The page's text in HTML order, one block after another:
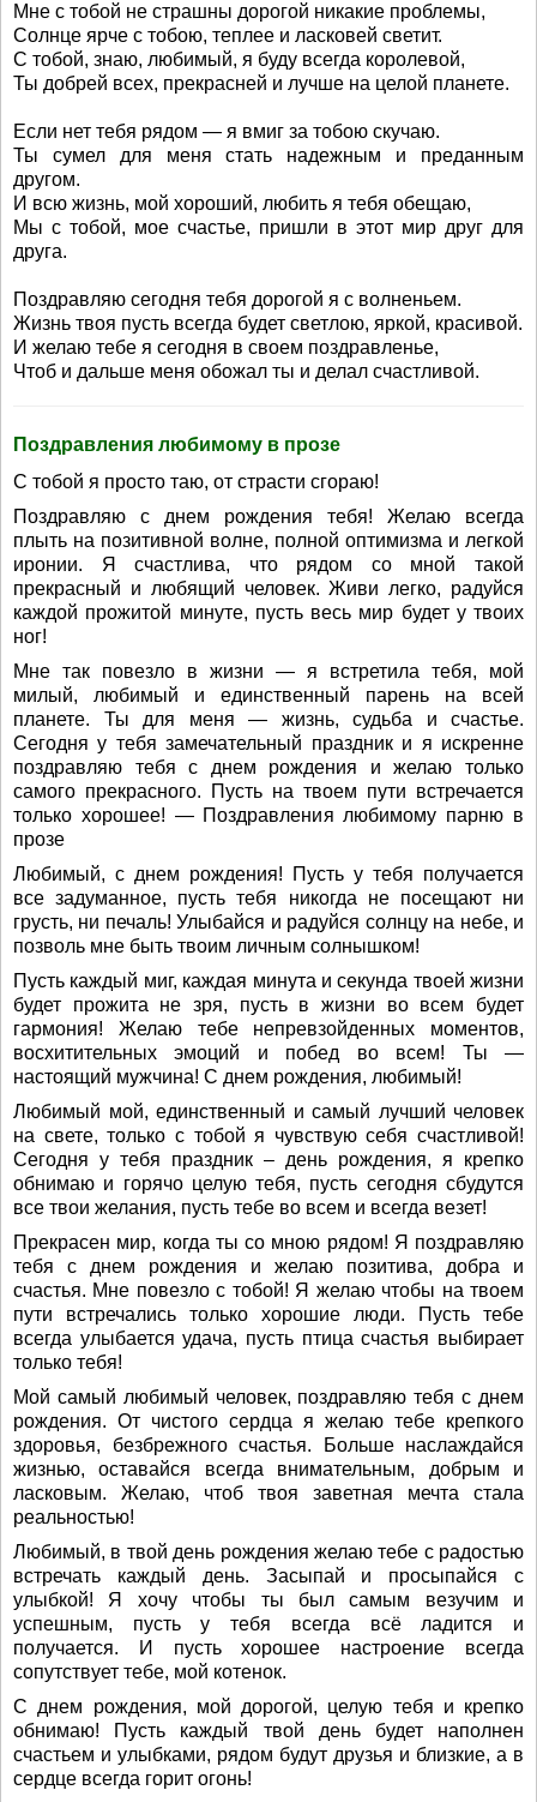
Мне с тобой не страшны дорогой никакие проблемы,
Солнце ярче с тобою, теплее и ласковей светит.
С тобой, знаю, любимый, я буду всегда королевой,
Ты добрей всех, прекрасней и лучше на целой планете.
Если нет тебя рядом — я вмиг за тобою скучаю.
Ты сумел для меня стать надежным и преданным
другом.
И всю жизнь, мой хороший, любить я тебя обещаю,
Мы с тобой, мое счастье, пришли в этот мир друг для
друга.
Поздравляю сегодня тебя дорогой я с волненьем.
Жизнь твоя пусть всегда будет светлою, яркой, красивой.
И желаю тебе я сегодня в своем поздравленье,
Чтоб и дальше меня обожал ты и делал счастливой.
Поздравления любимому в прозе
С тобой я просто таю, от страсти сгораю!
Поздравляю с днем рождения тебя! Желаю всегда
плыть на позитивной волне, полной оптимизма и легкой
иронии. Я счастлива, что рядом со мной такой
прекрасный и любящий человек. Живи легко, радуйся
каждой прожитой минуте, пусть весь мир будет у твоих
ног!
Мне так повезло в жизни — я встретила тебя, мой
милый, любимый и единственный парень на всей
планете. Ты для меня — жизнь, судьба и счастье.
Сегодня у тебя замечательный праздник и я искренне
поздравляю тебя с днем рождения и желаю только
самого прекрасного. Пусть на твоем пути встречается
только хорошее! — Поздравления любимому парню в
прозе
Любимый, с днем рождения! Пусть у тебя получается
все задуманное, пусть тебя никогда не посещают ни
грусть, ни печаль! Улыбайся и радуйся солнцу на небе, и
позволь мне быть твоим личным солнышком!
Пусть каждый миг, каждая минута и секунда твоей жизни
будет прожита не зря, пусть в жизни во всем будет
гармония! Желаю тебе непревзойденных моментов,
восхитительных эмоций и побед во всем! Ты —
настоящий мужчина! С днем рождения, любимый!
Любимый мой, единственный и самый лучший человек
на свете, только с тобой я чувствую себя счастливой!
Сегодня у тебя праздник – день рождения, я крепко
обнимаю и горячо целую тебя, пусть сегодня сбудутся
все твои желания, пусть тебе во всем и всегда везет!
Прекрасен мир, когда ты со мною рядом! Я поздравляю
тебя с днем рождения и желаю позитива, добра и
счастья. Мне повезло с тобой! Я желаю чтобы на твоем
пути встречались только хорошие люди. Пусть тебе
всегда улыбается удача, пусть птица счастья выбирает
только тебя!
Мой самый любимый человек, поздравляю тебя с днем
рождения. От чистого сердца я желаю тебе крепкого
здоровья, безбрежного счастья. Больше наслаждайся
жизнью, оставайся всегда внимательным, добрым и
ласковым. Желаю, чтоб твоя заветная мечта стала
реальностью!
Любимый, в твой день рождения желаю тебе с радостью
встречать каждый день. Засыпай и просыпайся с
улыбкой! Я хочу чтобы ты был самым везучим и
успешным, пусть у тебя всегда всё ладится и
получается. И пусть хорошее настроение всегда
сопутствует тебе, мой котенок.
С днем рождения, мой дорогой, целую тебя и крепко
обнимаю! Пусть каждый твой день будет наполнен
счастьем и улыбками, рядом будут друзья и близкие, а в
сердце всегда горит огонь!